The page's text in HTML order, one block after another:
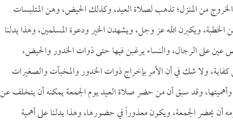
الخروج من المنزل؛ تذهب لصلاة العيد، وكذلك الحيض، وهن المتلبسات
ويكبرن الله عز وجل، ويشهدن الخير ودعوة المسلمين، وهذا يدلنا
على الرجال، والنساء يرغبن فيها حتى ذوات الخدور والحيض،
ولا شك في أن الأمر بإخراج ذوات الخدور والمخبآت والصغيرات
وأهميتها، وقد سبق أن من حضر صلاة العيد يوم الجمعة يمكنه أن يتخلف عن
أن يحضر الجمعة، ويكون معذوراً في حضورها، وهذا يدلنا على أهمية